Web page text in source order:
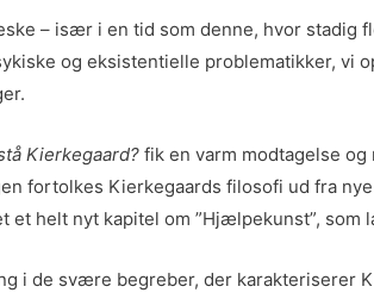
– især i en tid som denne, hvor
og eksistentielle problematikker, vi
Kierkegaard? fik en varm modtagelse
fortolkes Kierkegaards filosofi ud fra
et helt nyt kapitel om ”Hjælpekunst”,
i de svære begreber, der karakteriserer